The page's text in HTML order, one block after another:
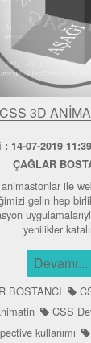
CSS 3D
: 14-07-2019
ÇAĞLAR
ile
gelin hep
yenilikler
Devamı...
BOSTANCI
CSS
kullanımı